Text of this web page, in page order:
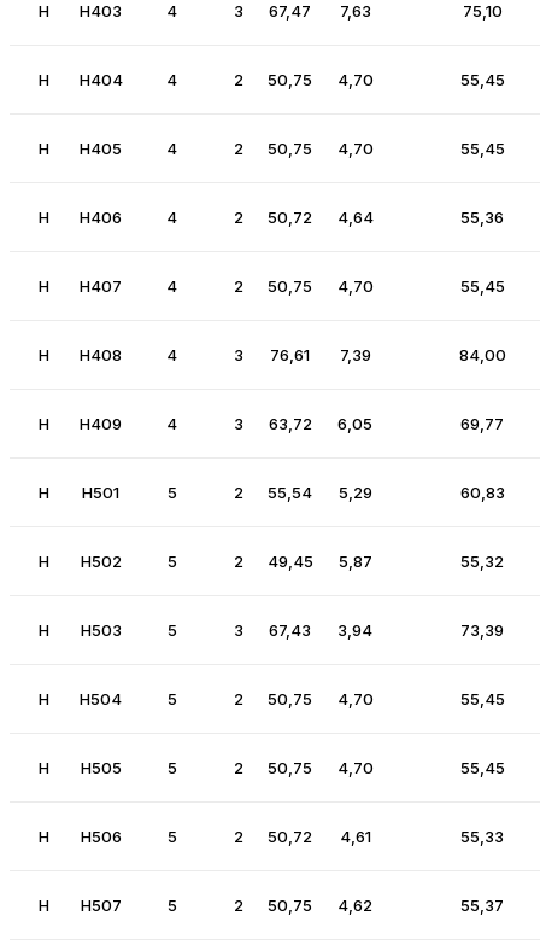
H H403 4 3 67,47 7,63 75,10
H H404 4 2 50,75 4,70 55,45
H H405 4 2 50,75 4,70 55,45
H H406 4 2 50,72 4,64 55,36
H H407 4 2 50,75 4,70 55,45
H H408 4 3 76,61 7,39 84,00
H H409 4 3 63,72 6,05 69,77
H H501 5 2 55,54 5,29 60,83
H H502 5 2 49,45 5,87 55,32
H H503 5 3 67,43 3,94 73,39
H H504 5 2 50,75 4,70 55,45
H H505 5 2 50,75 4,70 55,45
H H506 5 2 50,72 4,61 55,33
H H507 5 2 50,75 4,62 55,37